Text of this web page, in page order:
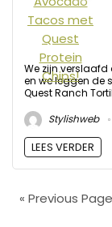
We zijn
en we leggen de
Quest Ranch
Stylishweb
LEES VERDER
« Previous Page